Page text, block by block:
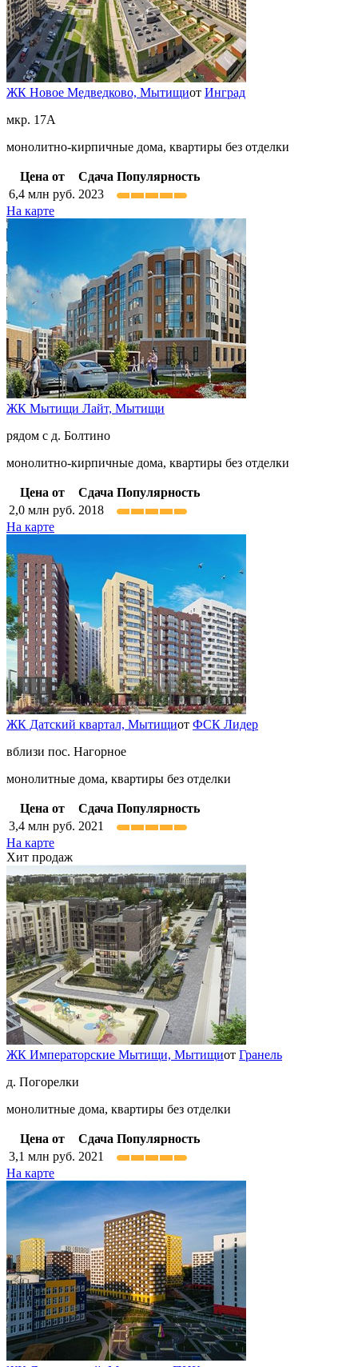
ЖК Новое Медведково, Мытищиот Инград
мкр. 17А
монолитно-кирпичные дома, квартиры без отделки
Цена от Сдача Популярность
6,4 млн руб. 2023
На карте
ЖК Мытищи Лайт, Мытищи
рядом с д. Болтино
монолитно-кирпичные дома, квартиры без отделки
Цена от Сдача Популярность
2,0 млн руб. 2018
На карте
ЖК Датский квартал, Мытищиот ФСК Лидер
вблизи пос. Нагорное
монолитные дома, квартиры без отделки
Цена от Сдача Популярность
3,4 млн руб. 2021
На карте
Хит продаж
ЖК Императорские Мытищи, Мытищиот Гранель
д. Погорелки
монолитные дома, квартиры без отделки
Цена от Сдача Популярность
3,1 млн руб. 2021
На карте